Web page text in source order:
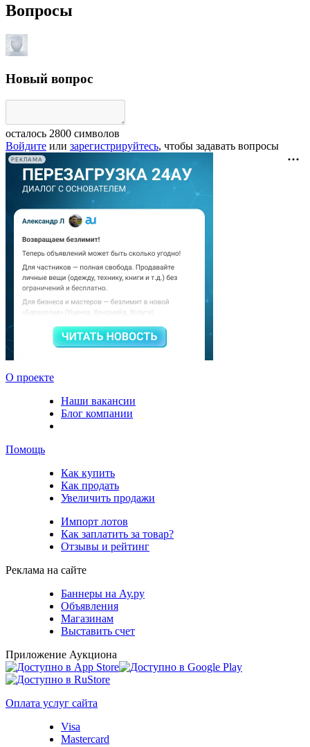
Вопросы
Новый вопрос
осталось 2800 символов
Войдите или зарегистрируйтесь, чтобы задавать вопросы
РЕКЛАМА
О проекте
Наши вакансии
Блог компании
Помощь
Как купить
Как продать
Увеличить продажи
Импорт лотов
Как заплатить за товар?
Отзывы и рейтинг
Реклама на сайте
Баннеры на Ау.ру
Объявления
Магазинам
Выставить счет
Приложение Аукциона
Оплата услуг сайта
Visa
Mastercard